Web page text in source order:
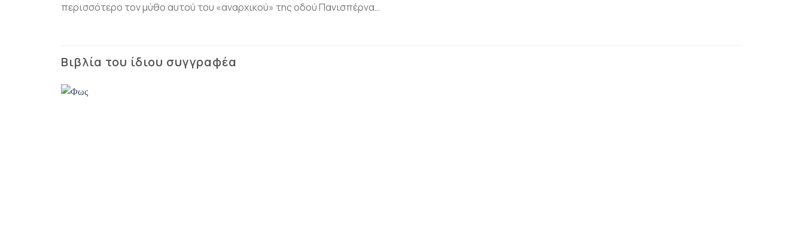
περισσότερο τον μύθο αυτού του «αναρχικού» της οδού Πανισπέρνα…
Βιβλία του ίδιου συγγραφέα